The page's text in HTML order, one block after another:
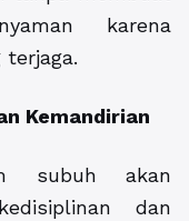
karena
Kemandirian
subuh akan
dan